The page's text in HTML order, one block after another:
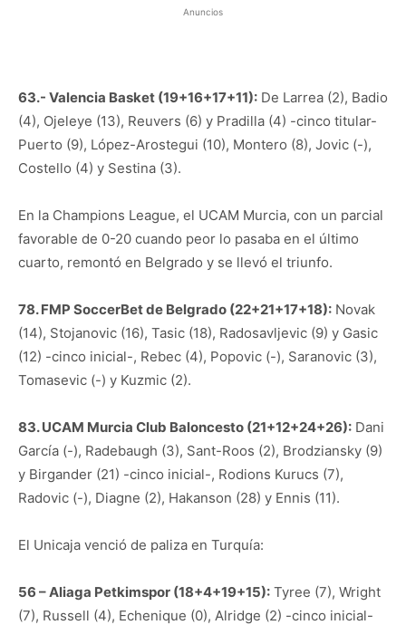
Anuncios
63.- Valencia Basket (19+16+17+11): De Larrea (2), Badio
(4), Ojeleye (13), Reuvers (6) y Pradilla (4) -cinco titular-
Puerto (9), López-Arostegui (10), Montero (8), Jovic (-),
Costello (4) y Sestina (3).
En la Champions League, el UCAM Murcia, con un parcial
favorable de 0-20 cuando peor lo pasaba en el último
cuarto, remontó en Belgrado y se llevó el triunfo.
78. FMP SoccerBet de Belgrado (22+21+17+18): Novak
(14), Stojanovic (16), Tasic (18), Radosavljevic (9) y Gasic
(12) -cinco inicial-, Rebec (4), Popovic (-), Saranovic (3),
Tomasevic (-) y Kuzmic (2).
83. UCAM Murcia Club Baloncesto (21+12+24+26): Dani
García (-), Radebaugh (3), Sant-Roos (2), Brodziansky (9)
y Birgander (21) -cinco inicial-, Rodions Kurucs (7),
Radovic (-), Diagne (2), Hakanson (28) y Ennis (11).
El Unicaja venció de paliza en Turquía:
56 – Aliaga Petkimspor (18+4+19+15): Tyree (7), Wright
(7), Russell (4), Echenique (0), Alridge (2) -cinco inicial-